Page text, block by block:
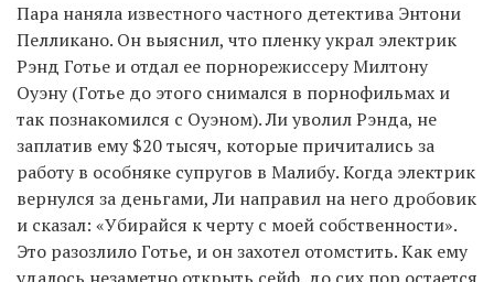
Пара наняла известного частного детектива Энтони
Пелликано. Он выяснил, что пленку украл электрик
Рэнд Готье и отдал ее порнорежиссеру Милтону
Оуэну (Готье до этого снимался в порнофильмах и
так познакомился с Оуэном). Ли уволил Рэнда, не
заплатив ему $20 тысяч, которые причитались за
работу в особняке супругов в Малибу. Когда электрик
вернулся за деньгами, Ли направил на него дробовик
и сказал: «Убирайся к черту с моей собственности».
Это разозлило Готье, и он захотел отомстить. Как ему